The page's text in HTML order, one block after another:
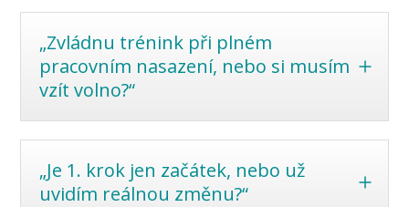
„Zvládnu trénink při plném
pracovním nasazení, nebo si musím
vzít volno?“
„Je 1. krok jen začátek, nebo už
uvidím reálnou změnu?“